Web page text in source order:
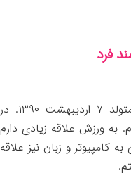
فرد
من امیر محمد سعادتمند فرد هستم، متولد ۷ اردیبهشت ۱۳۹۰. در
به ورزش علاقه زیادی دارم
و زبان نیز علاقه